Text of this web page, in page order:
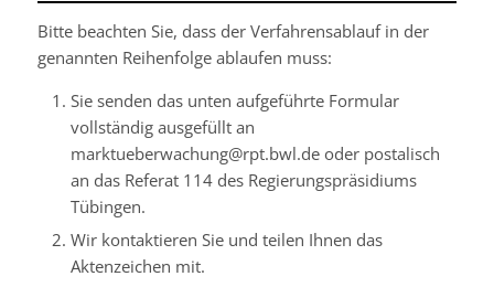
Bitte beachten Sie, dass der Verfahrensablauf in der
genannten Reihenfolge ablaufen muss:
Sie senden das unten aufgeführte Formular
vollständig ausgefüllt an
marktueberwachung@rpt.bwl.de oder postalisch
an das Referat 114 des Regierungspräsidiums
Tübingen.
Wir kontaktieren Sie und teilen Ihnen das
Aktenzeichen mit.